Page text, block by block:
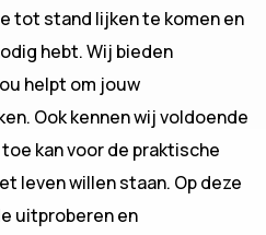
tot stand lijken te komen en
hebt. Wij bieden
helpt om jouw
Ook kennen wij voldoende
kan voor de praktische
leven willen staan. Op deze
uitproberen en